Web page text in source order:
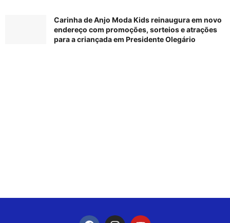
Carinha de Anjo Moda Kids reinaugura em novo
endereço com promoções, sorteios e atrações
para a criançada em Presidente Olegário